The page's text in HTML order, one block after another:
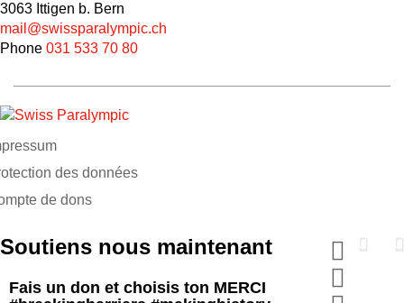
3063 Ittigen b. Bern
mail@swissparalympic.ch
Phone 031 533 70 80
des données
de dons
Soutiens nous maintenant
Fais un don et choisis ton MERCI